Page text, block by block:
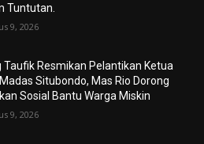
Tuntutan.
9, 2026
Taufik Resmikan Pelantikan Ketua
Madas Situbondo, Mas Rio Dorong
Sosial Bantu Warga Miskin
9, 2026